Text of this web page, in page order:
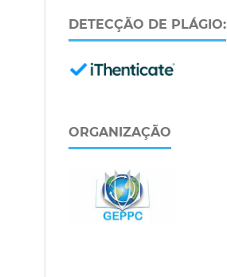
DETECÇÃO DE PLÁGIO:
ORGANIZAÇÃO